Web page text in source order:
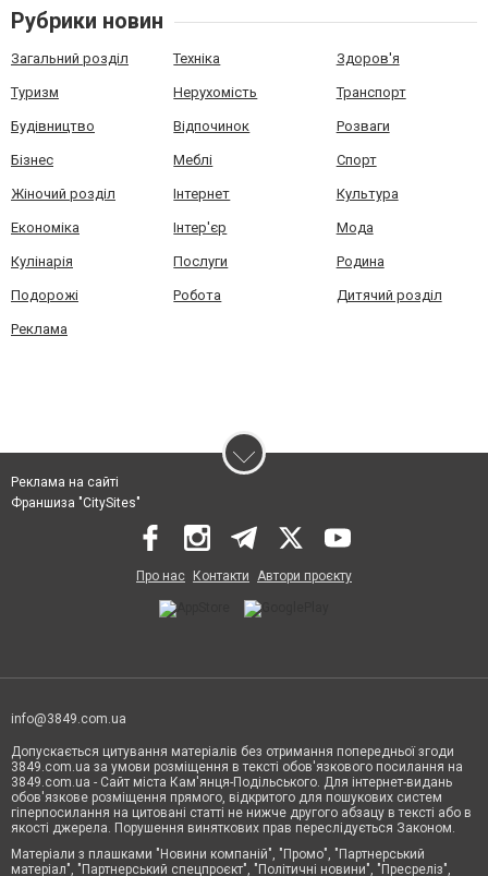
Рубрики новин
Загальний розділ Техніка Здоров'я
Туризм Нерухомість Транспорт
Будівництво Відпочинок Розваги
Бізнес Меблі Спорт
Жіночий розділ Інтернет Культура
Економіка Інтер'єр Мода
Кулінарія Послуги Родина
Подорожі Робота Дитячий розділ
Реклама
Реклама на сайті
Франшиза "CitySites"
Про нас Контакти Автори проєкту
info@3849.com.ua
Допускається цитування матеріалів без отримання попередньої згоди
3849.com.ua за умови розміщення в тексті обов'язкового посилання на
3849.com.ua - Сайт міста Кам'янця-Подільського. Для інтернет-видань
обов'язкове розміщення прямого, відкритого для пошукових систем
гіперпосилання на цитовані статті не нижче другого абзацу в тексті або в
якості джерела. Порушення виняткових прав переслідується Законом.
Матеріали з плашками "Новини компаній", "Промо", "Партнерський
матеріал", "Партнерський спецпроєкт", "Політичні новини", "Пресреліз",